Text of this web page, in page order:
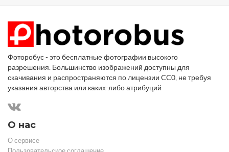
Фоторобус - это бесплатные фотографии высокого
разрешения. Большинство изображений доступны для
скачивания и распространяются по лицензии CC0, не требуя
указания авторства или каких-либо атрибуций
О нас
О сервисе